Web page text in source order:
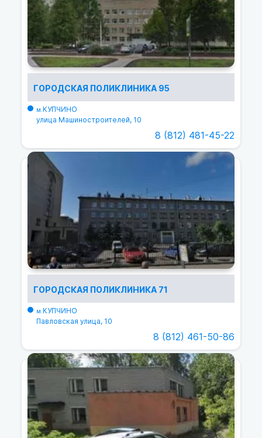
ГОРОДСКАЯ ПОЛИКЛИНИКА 95
м.КУПЧИНО
улица Машиностроителей, 10
8 (812) 481-45-22
ГОРОДСКАЯ ПОЛИКЛИНИКА 71
м.КУПЧИНО
Павловская улица, 10
8 (812) 461-50-86